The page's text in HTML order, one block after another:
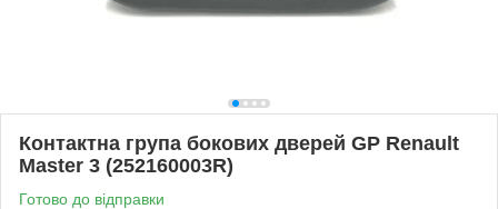
Контактна група бокових дверей GP Renault
Master 3 (252160003R)
Готово до відправки